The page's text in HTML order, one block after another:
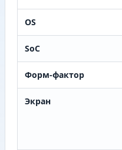
OS
SoC
Форм-фактор
Экран